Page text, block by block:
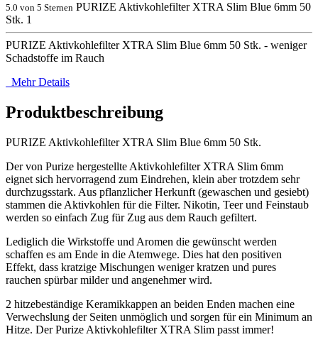
5.0 von 5 Sternen PURIZE Aktivkohlefilter XTRA Slim Blue 6mm 50
Stk. 1
PURIZE Aktivkohlefilter XTRA Slim Blue 6mm 50 Stk. - weniger
Schadstoffe im Rauch
Mehr Details
Produktbeschreibung
PURIZE Aktivkohlefilter XTRA Slim Blue 6mm 50 Stk.
Der von Purize hergestellte Aktivkohlefilter XTRA Slim 6mm
eignet sich hervorragend zum Eindrehen, klein aber trotzdem sehr
durchzugsstark. Aus pflanzlicher Herkunft (gewaschen und gesiebt)
stammen die Aktivkohlen für die Filter. Nikotin, Teer und Feinstaub
werden so einfach Zug für Zug aus dem Rauch gefiltert.
Lediglich die Wirkstoffe und Aromen die gewünscht werden
schaffen es am Ende in die Atemwege. Dies hat den positiven
Effekt, dass kratzige Mischungen weniger kratzen und pures
rauchen spürbar milder und angenehmer wird.
2 hitzebeständige Keramikkappen an beiden Enden machen eine
Verwechslung der Seiten unmöglich und sorgen für ein Minimum an
Hitze. Der Purize Aktivkohlefilter XTRA Slim passt immer!